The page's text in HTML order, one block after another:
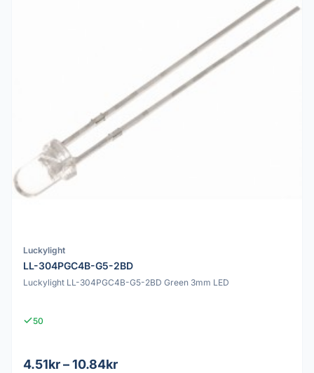
Luckylight
LL-304PGC4B-G5-2BD
Luckylight LL-304PGC4B-G5-2BD Green 3mm LED
50
4.51kr – 10.84kr